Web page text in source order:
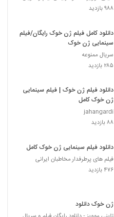
۹۸۸ بازدید
دانلود کامل فیلم ژن خوک رایگان/فیلم
سینمایی ژن خوک
سریال ممنوعه
۲۸۵ بازدید
دانلود فیلم ژن خوک | فیلم سینمایی
ژن خوک کامل
jahangardi
۸۸ بازدید
دانلود فیلم سینمایی ژن خوک کامل
فیلم های پرطرفدار مخاطبان ایرانی
۴۷۶ بازدید
ژن خوک دانلود